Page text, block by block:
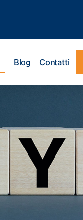
Blog Contatti